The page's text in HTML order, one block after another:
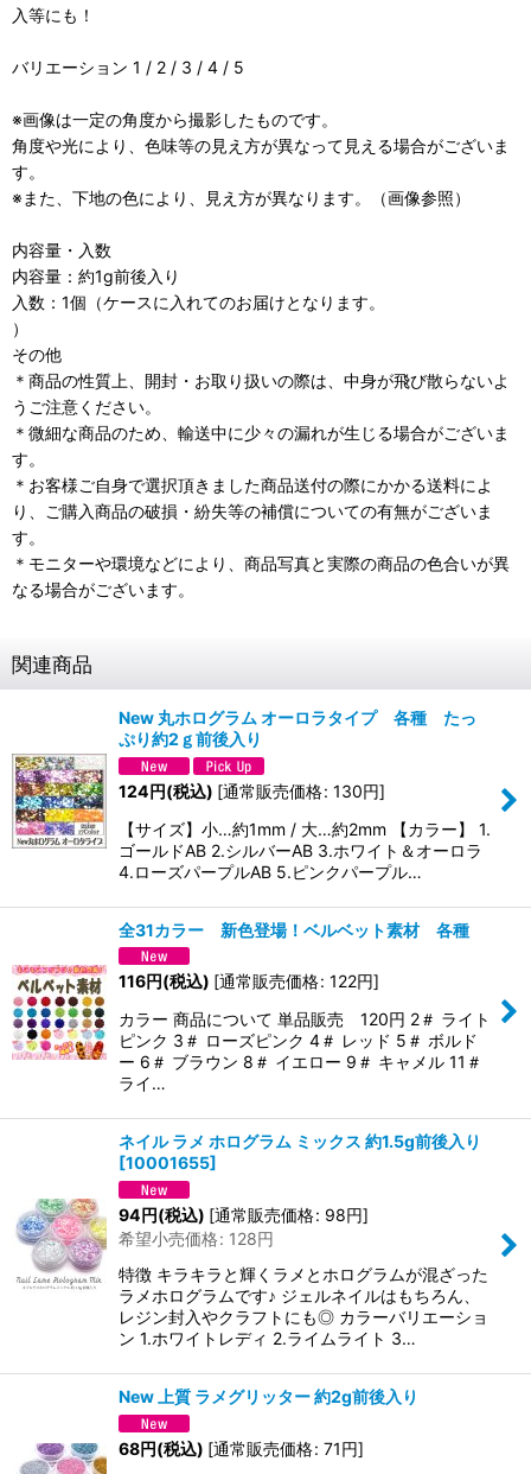
入等にも！
バリエーション 1 / 2 / 3 / 4 / 5
※画像は一定の角度から撮影したものです。
角度や光により、色味等の見え方が異なって見える場合がございま
す。
※また、下地の色により、見え方が異なります。（画像参照）
内容量・入数
内容量：約1g前後入り
入数：1個（ケースに入れてのお届けとなります。
）
その他
＊商品の性質上、開封・お取り扱いの際は、中身が飛び散らないよ
うご注意ください。
＊微細な商品のため、輸送中に少々の漏れが生じる場合がございま
す。
＊お客様ご自身で選択頂きました商品送付の際にかかる送料によ
り、ご購入商品の破損・紛失等の補償についての有無がございま
す。
＊モニターや環境などにより、商品写真と実際の商品の色合いが異
なる場合がございます。
関連商品
New 丸ホログラム オーロラタイプ 各種 たっ
ぷり約2ｇ前後入り
124円(税込) [通常販売価格: 130円]
【サイズ】小…約1mm / 大…約2mm 【カラー】 1.
ゴールドAB 2.シルバーAB 3.ホワイト＆オーロラ
4.ローズパープルAB 5.ピンクパープル…
全31カラー 新色登場！ベルベット素材 各種
116円(税込) [通常販売価格: 122円]
カラー 商品について 単品販売 120円 2＃ ライト
ピンク 3＃ ローズピンク 4＃ レッド 5＃ ボルド
ー 6＃ ブラウン 8＃ イエロー 9＃ キャメル 11＃
ライ…
ネイル ラメ ホログラム ミックス 約1.5g前後入り
[10001655]
94円(税込) [通常販売価格: 98円]
希望小売価格: 128円
特徴 キラキラと輝くラメとホログラムが混ざった
ラメホログラムです♪ ジェルネイルはもちろん、
レジン封入やクラフトにも◎ カラーバリエーショ
ン 1.ホワイトレディ 2.ライムライト 3…
New 上質 ラメグリッター 約2g前後入り
68円(税込) [通常販売価格: 71円]